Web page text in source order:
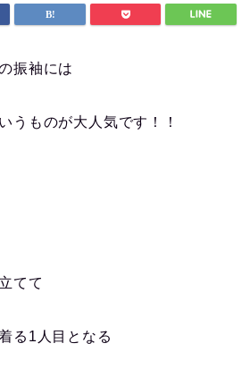
振袖には
うものが大人気です！！
てて
る1人目となる